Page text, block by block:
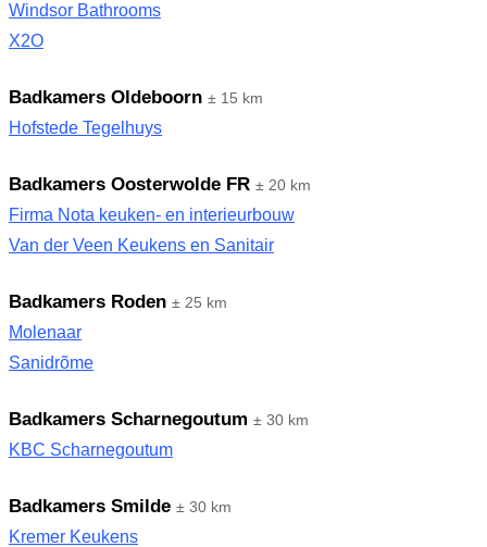
Windsor Bathrooms
X2O
Badkamers Oldeboorn ± 15 km
Hofstede Tegelhuys
Badkamers Oosterwolde FR ± 20 km
Firma Nota keuken- en interieurbouw
Van der Veen Keukens en Sanitair
Badkamers Roden ± 25 km
Molenaar
Sanidrõme
Badkamers Scharnegoutum ± 30 km
KBC Scharnegoutum
Badkamers Smilde ± 30 km
Kremer Keukens